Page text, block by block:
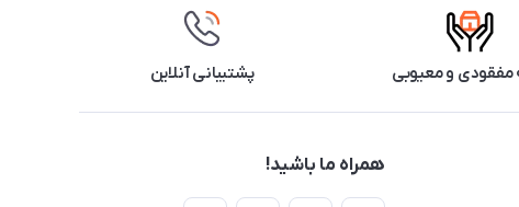
مفقودی و معیوبی پشتیبانی آنلاین
همراه ما باشید!